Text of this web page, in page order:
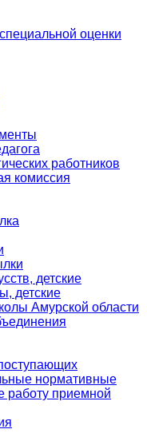
оценки
работников
комиссия
детские
детские
Амурской области
нормативные
работу приемной